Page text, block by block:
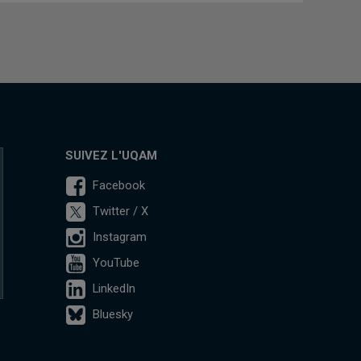
SUIVEZ L'UQAM
Facebook
Twitter / X
Instagram
YouTube
LinkedIn
Bluesky